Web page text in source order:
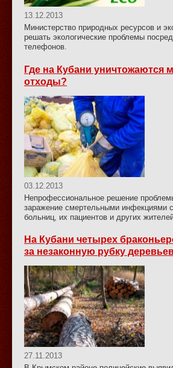
13.12.2013
Министерство природных ресурсов и
решать экологические проблемы
телефонов.
Где на Кубани уничтожаются
отходы?
03.12.2013
Непрофессиональное решение
заражение смертельными инфекциями
больниц, их пациентов и других
На Кубани четырех
за незаконную рубку
27.11.2013